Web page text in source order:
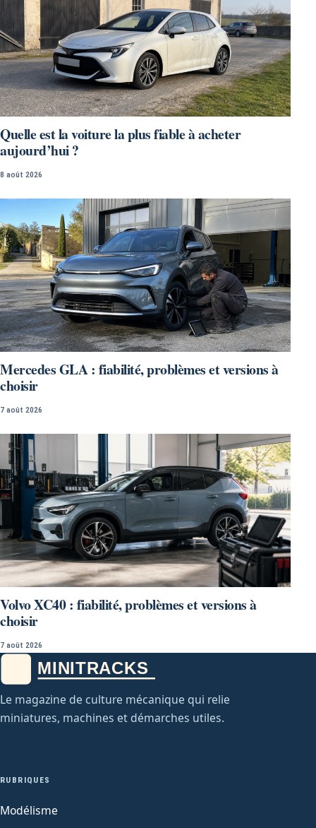
Quelle est la voiture la plus fiable à acheter
aujourd’hui ?
8 août 2026
Mercedes GLA : fiabilité, problèmes et versions à
choisir
7 août 2026
Volvo XC40 : fiabilité, problèmes et versions à
choisir
7 août 2026
Le magazine de culture mécanique qui relie
miniatures, machines et démarches utiles.
RUBRIQUES
Modélisme